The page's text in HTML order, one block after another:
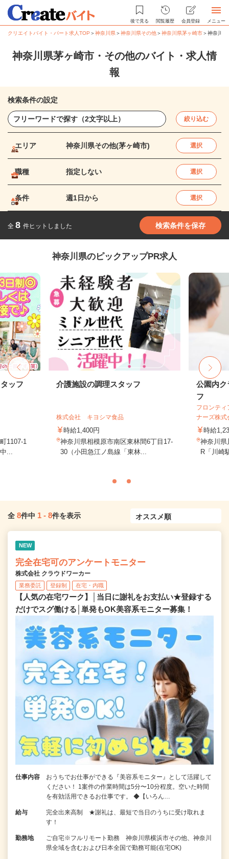
後で見る 閲覧履歴 会員登録 メニュー
クリエイトバイト・パート求人TOP ＞神奈川県＞神奈川県その他＞神奈川県茅ヶ崎市＞神奈川
神奈川県茅ヶ崎市・その他のバイト・求人情
報
検索条件の設定
絞り込む
エリア 神奈川県その他(茅ヶ崎市) 選択
職種 指定しない 選択
条件 週1日から 選択
全 8 件ヒットしました 検索条件を保存
神奈川県のピックアップPR求人
ッフ
1107‐1
...
介護施設の調理スタッフ
株式会社 キヨシマ食品
時給1,400円
神奈川県相模原市南区東林間6丁目17-
30（小田急江ノ島線「東林...
公園内ク
フ
フロンテ
ナーズ株式
時給
神奈川県
R「川崎
全 8件中 1 - 8件を表示
NEW
完全在宅可のアンケートモニター
株式会社 クラウドワーカー
業務委託 登録制 在宅・内職
【人気の在宅ワーク】│当日に謝礼をお支払い★登録する
だけでスグ働ける│単発もOK美容系モニター募集！
仕事内容
おうちでお仕事ができる『美容系モニター』として活躍して
ください！ 1案件の作業時間は5分〜10分程度。空いた時間
を有効活用できるお仕事です。 ◆【いろん…
給与
完全出来高制 ★謝礼は、最短で当日のうちに受け取れま
す！
勤務地
ご自宅※フルリモート勤務 神奈川県横浜市その他、神奈川
県全域を含むおよび日本全国で勤務可能(在宅OK)